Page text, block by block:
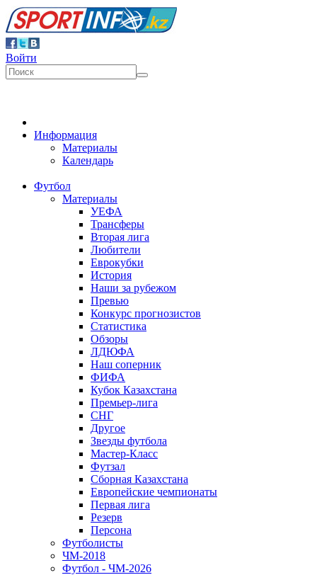
Войти
Информация
Материалы
Календарь
Футбол
Материалы
УЕФА
Трансферы
Вторая лига
Любители
Еврокубки
История
Наши за рубежом
Превью
Конкурс прогнозистов
Статистика
Обзоры
ЛДЮФА
Наш соперник
ФИФА
Кубок Казахстана
Премьер-лига
СНГ
Другое
Звезды футбола
Мастер-Класс
Футзал
Сборная Казахстана
Европейские чемпионаты
Первая лига
Резерв
Персона
Футболисты
ЧМ-2018
Футбол - ЧМ-2026